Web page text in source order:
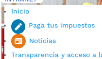
Inicio
Paga tus impuestos
Noticias
Transparencia y acceso a
Inicio 5 Etiqueta: 119